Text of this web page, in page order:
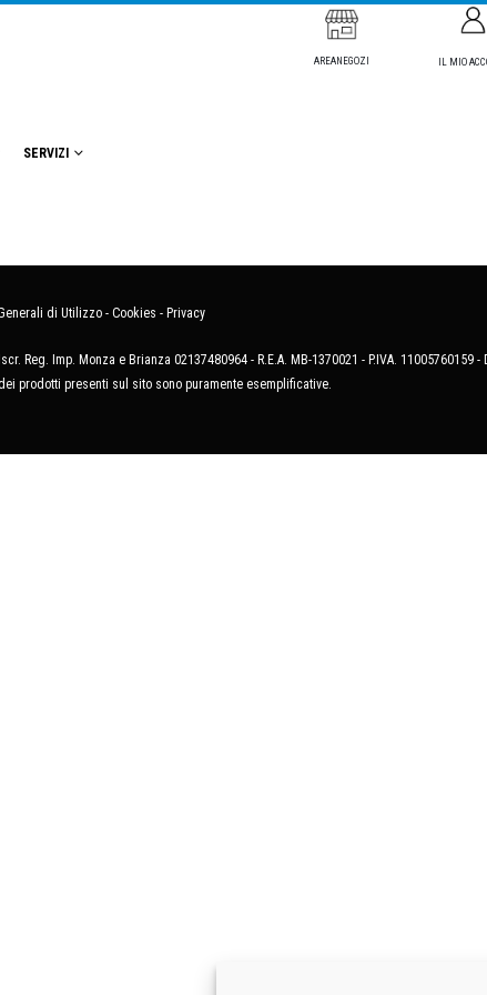
AREANEGOZI IL MIO
SERVIZI
di Utilizzo - Cookies - Privacy
Reg. Imp. Monza e Brianza 02137480964 - R.E.A. MB-1370021 - P.IVA. 11005760159
prodotti presenti sul sito sono puramente esemplificative.